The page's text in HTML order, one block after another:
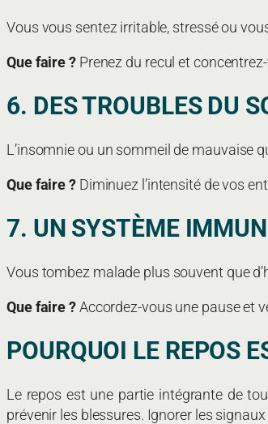
Vous vous sentez irritable, stressé ou
Que faire ?Prenez du recul et
6. DES TROUBLES DU
L’insomnie ou un sommeil de mauvaise
Que faire ?Diminuez l’intensité de vos
7. UN SYSTÈME
Vous tombez malade plus souvent que
Que faire ?Accordez-vous une pause et
POURQUOI LE REPOS
Le repos est une partie intégrante de
prévenir les blessures. Ignorer les